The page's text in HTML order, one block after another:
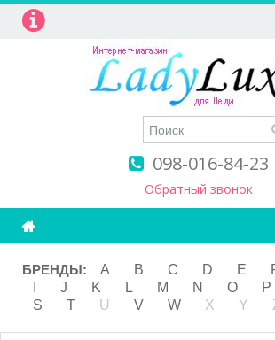
098-016-84-23
Обратный звонок
Ароматерапия
Витамины
Детям и мамам
БРЕНДЫ: A B C D E
J K L M N O P
S
T U V W X Y